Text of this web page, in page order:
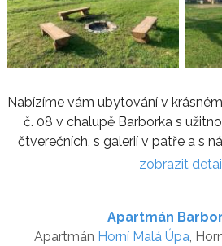
Nabízíme vám ubytování v
č. 08 v chalupě Barborka s
čtverečních, s galerií v patře a s
zobrazit
Apartmán
Apartmán Horní Malá Úpa,